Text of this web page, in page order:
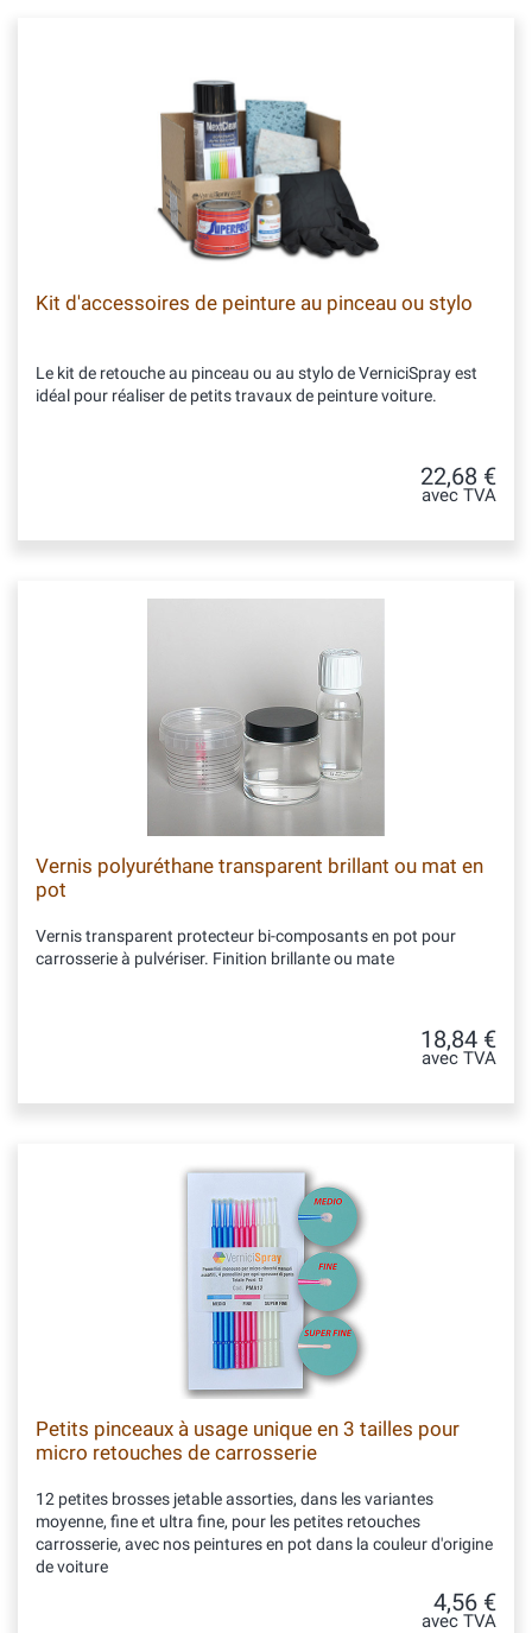
Kit d'accessoires de peinture au pinceau ou stylo
Le kit de retouche au pinceau ou au stylo de VerniciSpray est
idéal pour réaliser de petits travaux de peinture voiture.
22,68 €
avec TVA
Vernis polyuréthane transparent brillant ou mat en
pot
Vernis transparent protecteur bi-composants en pot pour
carrosserie à pulvériser. Finition brillante ou mate
18,84 €
avec TVA
Petits pinceaux à usage unique en 3 tailles pour
micro retouches de carrosserie
12 petites brosses jetable assorties, dans les variantes
moyenne, fine et ultra fine, pour les petites retouches
carrosserie, avec nos peintures en pot dans la couleur d'origine
de voiture
4,56 €
avec TVA